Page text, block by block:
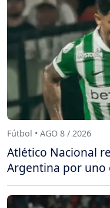
Fútbol • AGO 8 / 2026
Atlético Nacional
Argentina por uno